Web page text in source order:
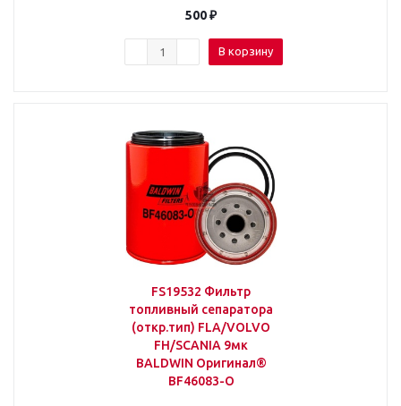
500₽
В корзину
FS19532 Фильтр
топливный сепаратора
(откр.тип) FLA/VOLVO
FH/SCANIA 9мк
BALDWIN Оригинал®
BF46083-O